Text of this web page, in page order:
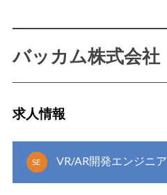
バッカム株式会社
求人情報
SE VR/AR開発エンジニア